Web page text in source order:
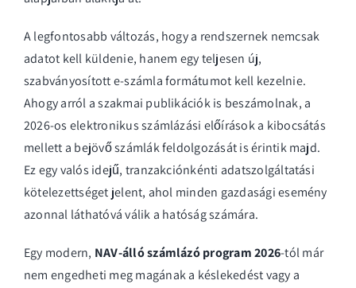
A legfontosabb változás, hogy a rendszernek nemcsak
adatot kell küldenie, hanem egy teljesen új,
szabványosított e-számla formátumot kell kezelnie.
Ahogy arról a szakmai publikációk is beszámolnak, a
2026-os elektronikus számlázási előírásoka kibocsátás
mellett a bejövő számlák feldolgozását is érintik majd.
Ez egy valós idejű, tranzakciónkénti adatszolgáltatási
kötelezettséget jelent, ahol minden gazdasági esemény
azonnal láthatóvá válik a hatóság számára.
Egy modern, NAV-álló számlázó program 2026-tól már
nem engedheti meg magának a késlekedést vagy a